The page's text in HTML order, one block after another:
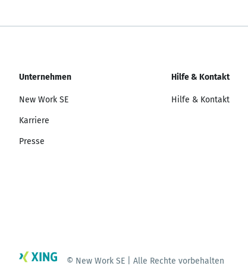
Unternehmen
New Work SE
Karriere
Presse
Hilfe & Kontakt
Hilfe & Kontakt
© New Work SE | Alle Rechte vorbehalten